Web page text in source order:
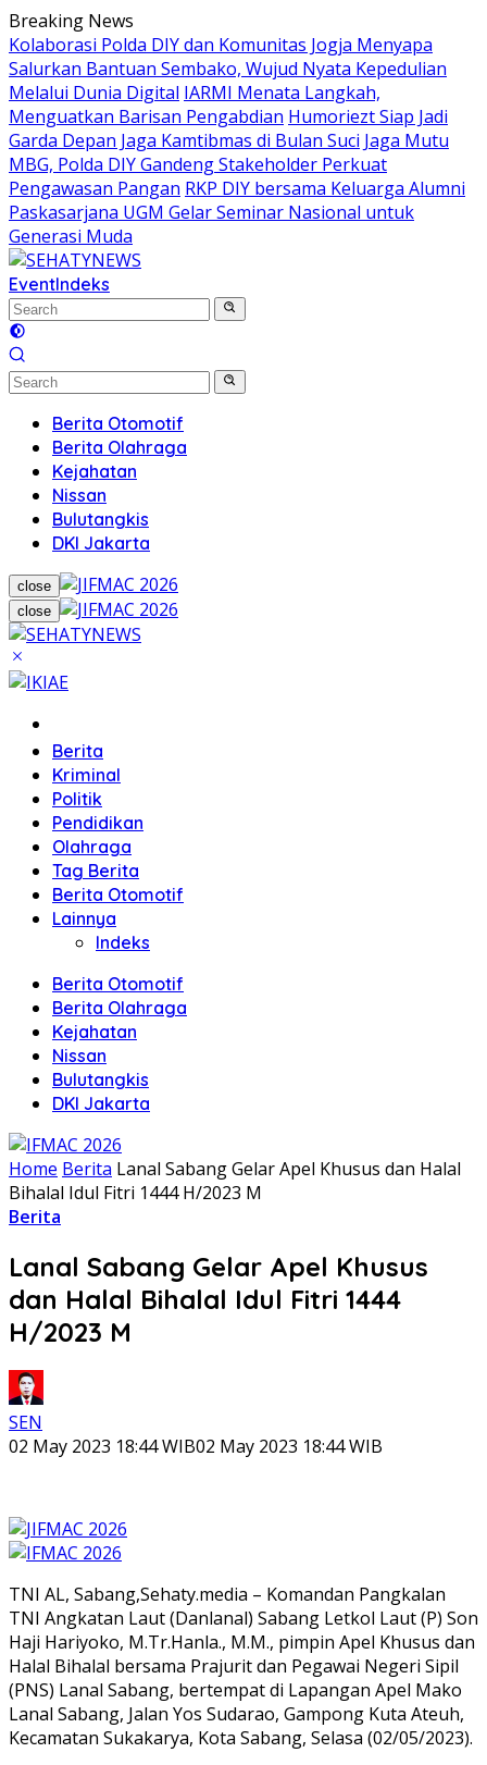
Skip
to
content
Breaking News
Kolaborasi Polda DIY dan Komunitas Jogja Menyapa
Salurkan Bantuan Sembako, Wujud Nyata Kepedulian
Melalui Dunia Digital IARMI Menata Langkah,
Menguatkan Barisan Pengabdian Humoriezt Siap Jadi
Garda Depan Jaga Kamtibmas di Bulan Suci Jaga Mutu
MBG, Polda DIY Gandeng Stakeholder Perkuat
Pengawasan Pangan RKP DIY bersama Keluarga Alumni
Paskasarjana UGM Gelar Seminar Nasional untuk
Generasi Muda
EventIndeks
Berita Otomotif
Berita Olahraga
Kejahatan
Nissan
Bulutangkis
DKI Jakarta
close
close
Berita
Kriminal
Politik
Pendidikan
Olahraga
Tag Berita
Berita Otomotif
Lainnya
Indeks
Berita Otomotif
Berita Olahraga
Kejahatan
Nissan
Bulutangkis
DKI Jakarta
Home Berita Lanal Sabang Gelar Apel Khusus dan Halal
Bihalal Idul Fitri 1444 H/2023 M
Berita
Lanal Sabang Gelar Apel Khusus
dan Halal Bihalal Idul Fitri 1444
H/2023 M
SEN
02 May 2023 18:44 WIB02 May 2023 18:44 WIB
TNI AL, Sabang,Sehaty.media – Komandan Pangkalan
TNI Angkatan Laut (Danlanal) Sabang Letkol Laut (P) Son
Haji Hariyoko, M.Tr.Hanla., M.M., pimpin Apel Khusus dan
Halal Bihalal bersama Prajurit dan Pegawai Negeri Sipil
(PNS) Lanal Sabang, bertempat di Lapangan Apel Mako
Lanal Sabang, Jalan Yos Sudarao, Gampong Kuta Ateuh,
Kecamatan Sukakarya, Kota Sabang, Selasa (02/05/2023).